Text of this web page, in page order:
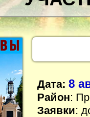
Дата: 8
Район:
Заявки: